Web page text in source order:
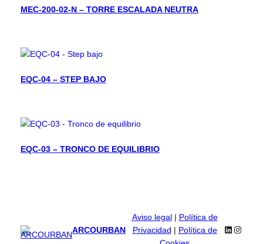
MEC-200-02-N – TORRE ESCALADA NEUTRA
EQC-04 – STEP BAJO
EQC-03 – TRONCO DE EQUILIBRIO
ARCOURBAN
Aviso legal| Política de
Privacidad | Política de
LinkedIn